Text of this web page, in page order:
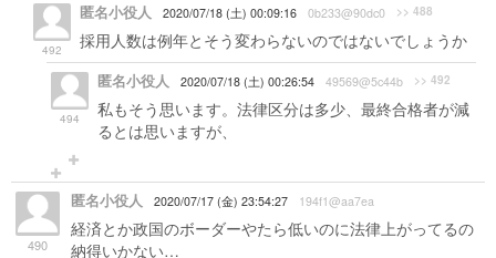
492
匿名小役人 2020/07/18 (土) 00:09:16 0b233@90dc0 >> 488
採用人数は例年とそう変わらないのではないでしょうか
494
匿名小役人 2020/07/18 (土) 00:26:54 49569@5c44b >> 492
私もそう思います。法律区分は多少、最終合格者が減
るとは思いますが、
490
匿名小役人 2020/07/17 (金) 23:54:27 194f1@aa7ea
経済とか政国のボーダーやたら低いのに法律上がってるの
納得いかない…